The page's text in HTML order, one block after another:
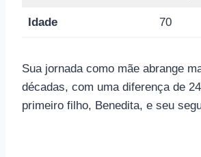
Idade 70
Sua jornada como mãe abrange
décadas, com uma diferença de
primeiro filho, Benedita, e seu